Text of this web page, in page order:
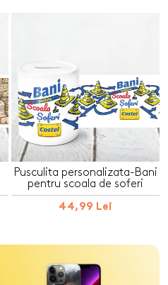
Pusculita personalizata-Bani
pentru scoala de soferi
44,99 Lei